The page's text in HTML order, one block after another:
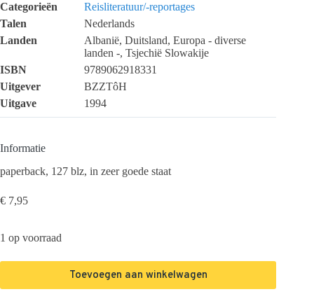
Categorieën
Reisliteratuur/-reportages
Talen
Nederlands
Landen
Albanië, Duitsland, Europa - diverse
landen -, Tsjechië Slowakije
ISBN
9789062918331
Uitgever
BZZTôH
Uitgave
1994
Informatie
paperback, 127 blz, in zeer goede staat
€ 7,95
1 op voorraad
Toevoegen aan winkelwagen